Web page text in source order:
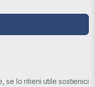
se lo ritieni utile sostienici